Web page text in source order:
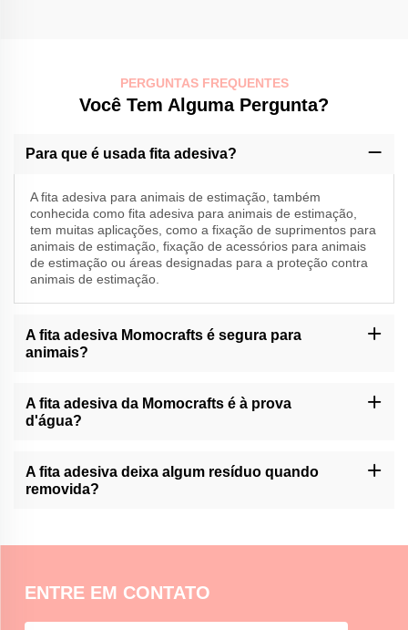
PERGUNTAS FREQUENTES
Você Tem Alguma Pergunta?
Para que é usada fita adesiva?
A fita adesiva para animais de estimação, também
conhecida como fita adesiva para animais de estimação,
tem muitas aplicações, como a fixação de suprimentos para
animais de estimação, fixação de acessórios para animais
de estimação ou áreas designadas para a proteção contra
animais de estimação.
A fita adesiva Momocrafts é segura para
animais?
qualidade para animais de estimação; no entanto, é sempre
aconselhável monitorizar o contacto entre os animais e produtos
adesivos de qualquer tipo.
A fita adesiva da Momocrafts é à prova
d'água?
totalmente à água. Evite a exposição à umidade ou a imersão
prolongada em água.
A fita adesiva deixa algum resíduo quando
removida?
superfície envolvida. Tente uma área pequena no início.
ENTRE EM CONTATO